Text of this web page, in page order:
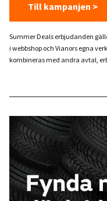
Till kampanjen >
Summer Deals erbjudanden
i webbshop och Vianors egna
kombineras med andra avtal,